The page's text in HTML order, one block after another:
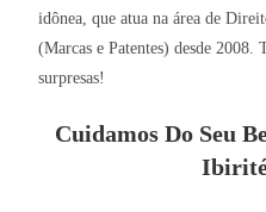
idônea, que atua na área de
(Marcas e Patentes) desde 2008.
surpresas!
Cuidamos Do Seu